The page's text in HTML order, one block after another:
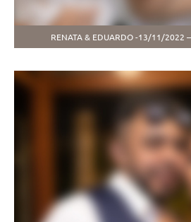
RENATA & EDUARDO -13/11/2022